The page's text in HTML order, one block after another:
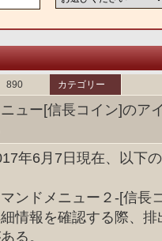
890 カテゴリー
ニュー[信長コイン]のア
年6月7日現在、以下
ンドメニュー２-[信長
情報を確認する際、
る。